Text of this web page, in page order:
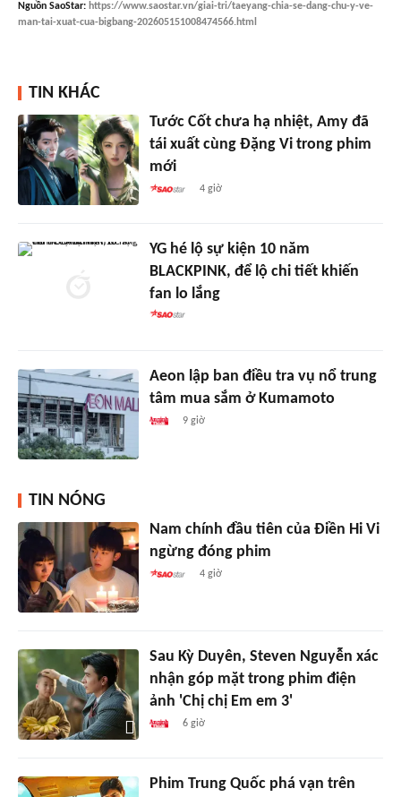
Nguồn SaoStar: https://www.saostar.vn/giai-tri/taeyang-chia-se-dang-chu-y-ve-
man-tai-xuat-cua-bigbang-202605151008474566.html
TIN KHÁC
Tước Cốt chưa hạ nhiệt, Amy đã
tái xuất cùng Đặng Vi trong phim
mới
4 giờ
YG hé lộ sự kiện 10 năm
BLACKPINK, để lộ chi tiết khiến
fan lo lắng
Aeon lập ban điều tra vụ nổ trung
tâm mua sắm ở Kumamoto
9 giờ
TIN NÓNG
Nam chính đầu tiên của Điền Hi Vi
ngừng đóng phim
4 giờ
Sau Kỳ Duyên, Steven Nguyễn xác
nhận góp mặt trong phim điện
ảnh 'Chị chị Em em 3'
6 giờ
Phim Trung Quốc phá vạn trên